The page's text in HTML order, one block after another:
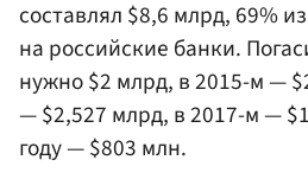
составлял $8,6 млрд, 69%
на российские банки.
нужно $2 млрд, в 2015-м —
— $2,527 млрд, в 2017-м —
году — $803 млн.